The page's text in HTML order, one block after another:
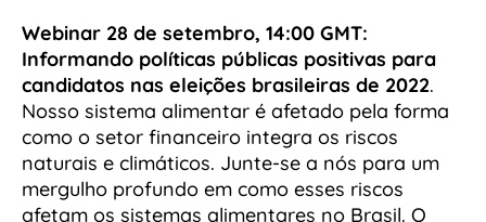
Webinar 28 de setembro, 14:00 GMT:
Informando políticas públicas positivas para
candidatos nas eleições brasileiras de 2022.
Nosso sistema alimentar é afetado pela forma
como o setor financeiro integra os riscos
naturais e climáticos. Junte-se a nós para um
mergulho profundo em como esses riscos
afetam os sistemas alimentares no Brasil. O